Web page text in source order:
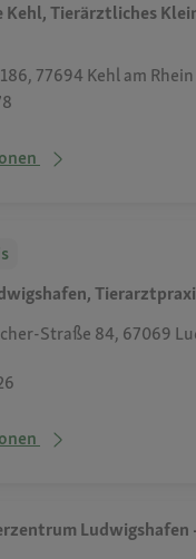
Kehl, Tierärztliches
77694 Kehl am Rhein
Straße 84, 67069
Ludwigshafen